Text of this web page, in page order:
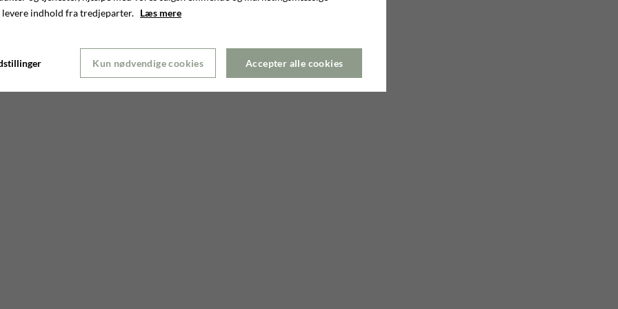
levere indhold fra tredjeparter. Læs mere
Kun nødvendige cookies Accepter alle cookies